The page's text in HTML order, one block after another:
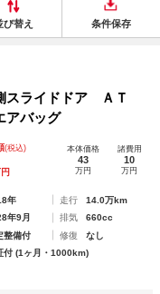
び替え 条件保存
スライドドア ＡＴ
バッグ
(税込) 本体価格
43
万円
諸費用
10
万円
年 走行
14.0万km
年9月 排気
660cc
整備付 修復
なし
付 (1ヶ月・1000km)